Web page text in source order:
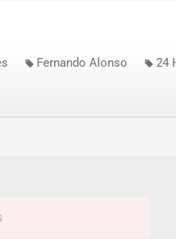
Fernando Alonso 24